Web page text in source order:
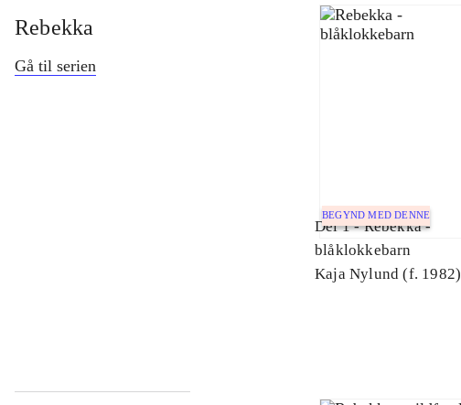
Rebekka
Gå til serien
BEGYND MED DENNE
Del 1 -Rebekka -
blåklokkebarn
Kaja Nylund (f. 1982)